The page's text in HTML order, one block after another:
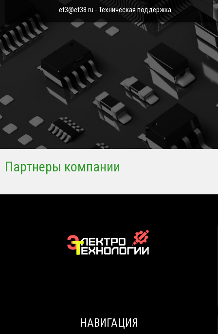
et3@et38.ru - Техническая поддержка
Партнеры компании
НАВИГАЦИЯ